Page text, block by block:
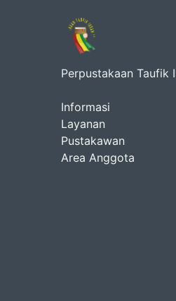
Perpustakaan Taufik
Informasi
Layanan
Pustakawan
Area Anggota